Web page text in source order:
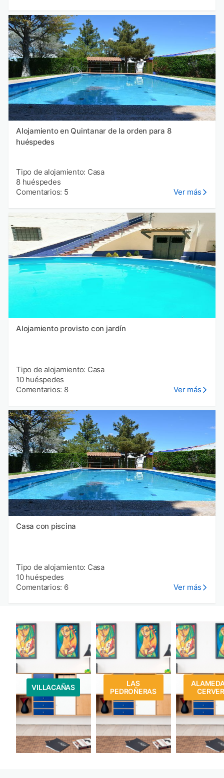
Alojamiento en Quintanar de la orden para 8
huéspedes
Tipo de alojamiento: Casa
8 huéspedes
Comentarios: 5
Ver más
Alojamiento provisto con jardín
Tipo de alojamiento: Casa
10 huéspedes
Comentarios: 8
Ver más
Casa con piscina
Tipo de alojamiento: Casa
10 huéspedes
Comentarios: 6
Ver más
VILLACAÑAS
LAS
PEDROÑERAS